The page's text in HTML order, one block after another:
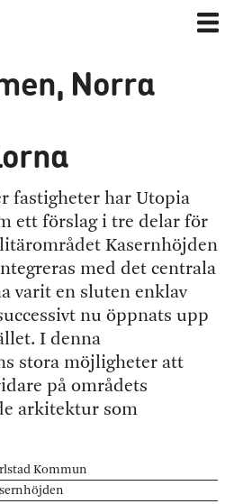
Norra
fastigheter har Utopia
ett förslag i tre delar för
Kasernhöjden
med det centrala
varit en sluten enklav
nu öppnats upp
I denna
stora möjligheter att
på områdets
arkitektur som
Kommun